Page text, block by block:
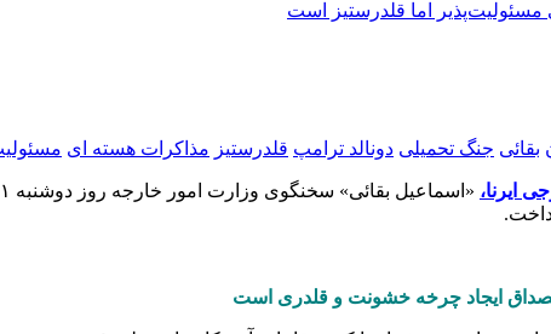
بقائی جنگ تحمیلی دونالد ترامپ قلدرستیز مذاكرات هسته ای
ایرنا،
ایجاد چرخه خشونت و قلدری است